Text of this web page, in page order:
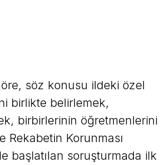
söz konusu ildeki özel
birlikte belirlemek,
birbirlerinin öğretmenlerini
Korunması
başlatılan soruşturmada ilk